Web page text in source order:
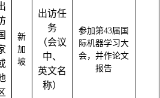
新
加
坡
出访任
务
（会议
中、
英文名
称）
参加第43届国
际机器学习大
会，并作论文
报告